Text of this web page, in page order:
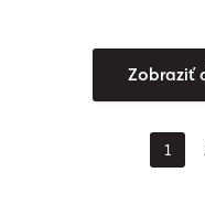
Zobraziť
1